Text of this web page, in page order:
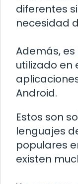
diferentes
necesidad
Además,
utilizado en
Android.
Estos son
lenguajes
populares
existen